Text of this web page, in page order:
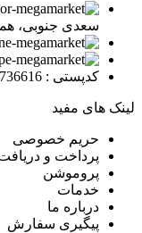
سعدی جنوبی،
کدپستی : 1143736616
لینک های مفید
حریم خصوصی
پرداخت و
پروموشن
خدمات
درباره ما
پیگیری سفارش